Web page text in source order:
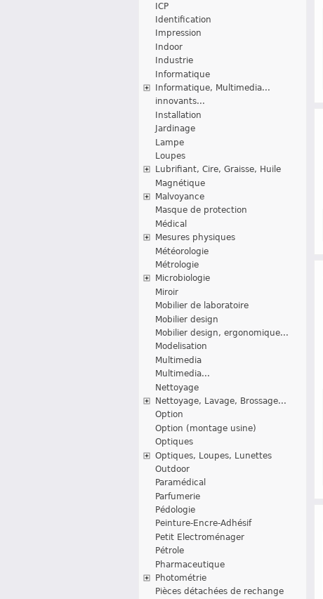
ICP
Identification
Impression
Indoor
Industrie
Informatique
Informatique, Multimedia...
innovants...
Installation
Jardinage
Lampe
Loupes
Lubrifiant, Cire, Graisse, Huile
Magnétique
Malvoyance
Masque de protection
Médical
Mesures physiques
Météorologie
Métrologie
Microbiologie
Miroir
Mobilier de laboratoire
Mobilier design
Mobilier design, ergonomique...
Modelisation
Multimedia
Multimedia...
Nettoyage
Nettoyage, Lavage, Brossage...
Option
Option (montage usine)
Optiques
Optiques, Loupes, Lunettes
Outdoor
Paramédical
Parfumerie
Pédologie
Peinture-Encre-Adhésif
Petit Electroménager
Pétrole
Pharmaceutique
Photométrie
Pièces détachées de rechange